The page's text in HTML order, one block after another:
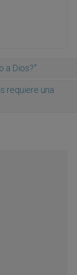
a Dios?”
requiere una